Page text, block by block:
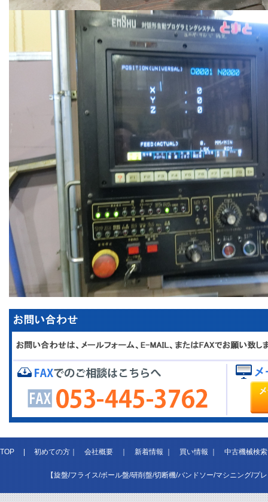
TOP|初めての方｜会社概要｜新着情報｜買い情報｜中古機械検索
【旋盤/フライス/ボール盤/研削盤/切断機/バンドソー/マシニング/プ